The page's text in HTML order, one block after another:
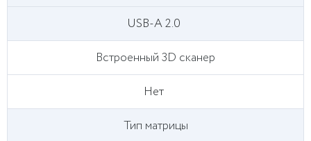
USB-A 2.0
Встроенный 3D сканер
Нет
Тип матрицы